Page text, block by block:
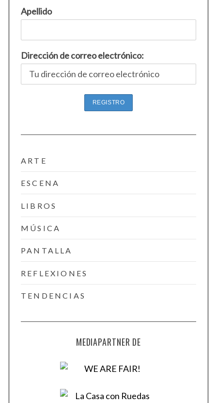
Apellido
Dirección de correo electrónico:
ARTE
ESCENA
LIBROS
MÚSICA
PANTALLA
REFLEXIONES
TENDENCIAS
MEDIAPARTNER DE